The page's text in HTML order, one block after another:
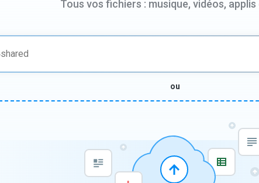
Tous vos fichiers : musique, vidéos, applis
ou